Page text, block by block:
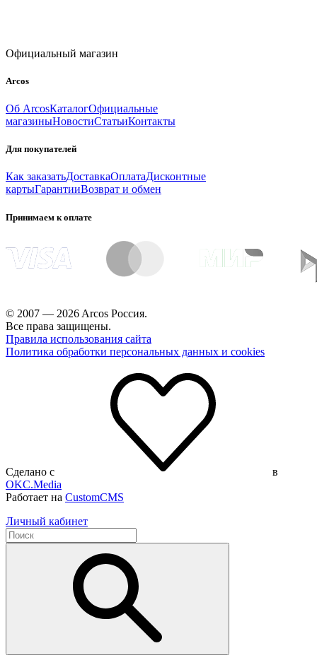
Официальный магазин
Arcos
Об ArcosКаталогОфициальные
магазиныНовостиСтатьиКонтакты
Для покупателей
Как заказатьДоставкаОплатаДисконтные
картыГарантииВозврат и обмен
Принимаем к оплате
© 2007 — 2026 Arcos Россия.
Все права защищены.
Правила использования сайта
Политика обработки персональных данных и cookies
Сделано с
в
OKC.Media
Работает на CustomCMS
Личный кабинет